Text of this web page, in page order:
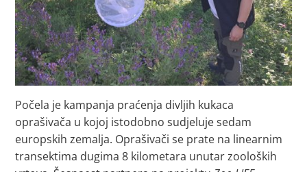
Počela je kampanja praćenja divljih kukaca
oprašivača u kojoj istodobno sudjeluje sedam
europskih zemalja. Oprašivači se prate na linearnim
transektima dugima 8 kilometara unutar zooloških